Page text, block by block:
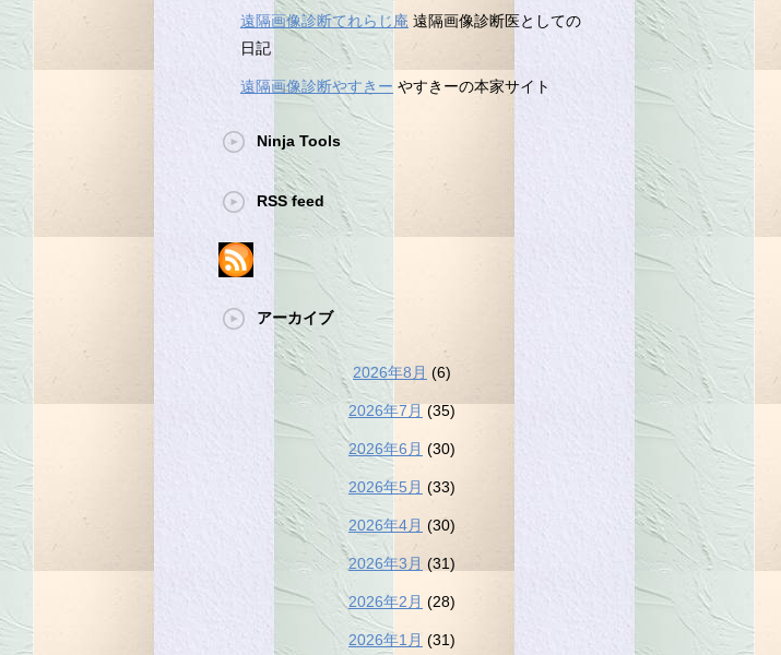
遠隔画像診断てれらじ庵 遠隔画像診断医としての
日記
遠隔画像診断やすきー やすきーの本家サイト
Ninja Tools
RSS feed
アーカイブ
2026年8月 (6)
2026年7月 (35)
2026年6月 (30)
2026年5月 (33)
2026年4月 (30)
2026年3月 (31)
2026年2月 (28)
2026年1月 (31)